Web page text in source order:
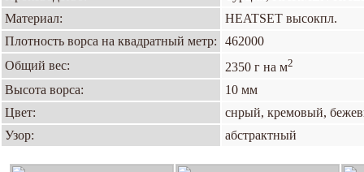
Материал:
HEATSET высокпл.
Плотность ворса на квадратный метр:
462000
Общий вес:
2350 г на м2
Высота ворса:
10 мм
Цвет:
снрый, кремовый,
Узор:
абстрактный